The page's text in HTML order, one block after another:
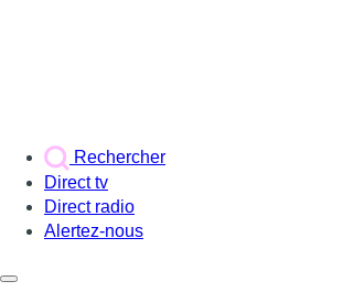
Rechercher
Direct tv
Direct radio
Alertez-nous